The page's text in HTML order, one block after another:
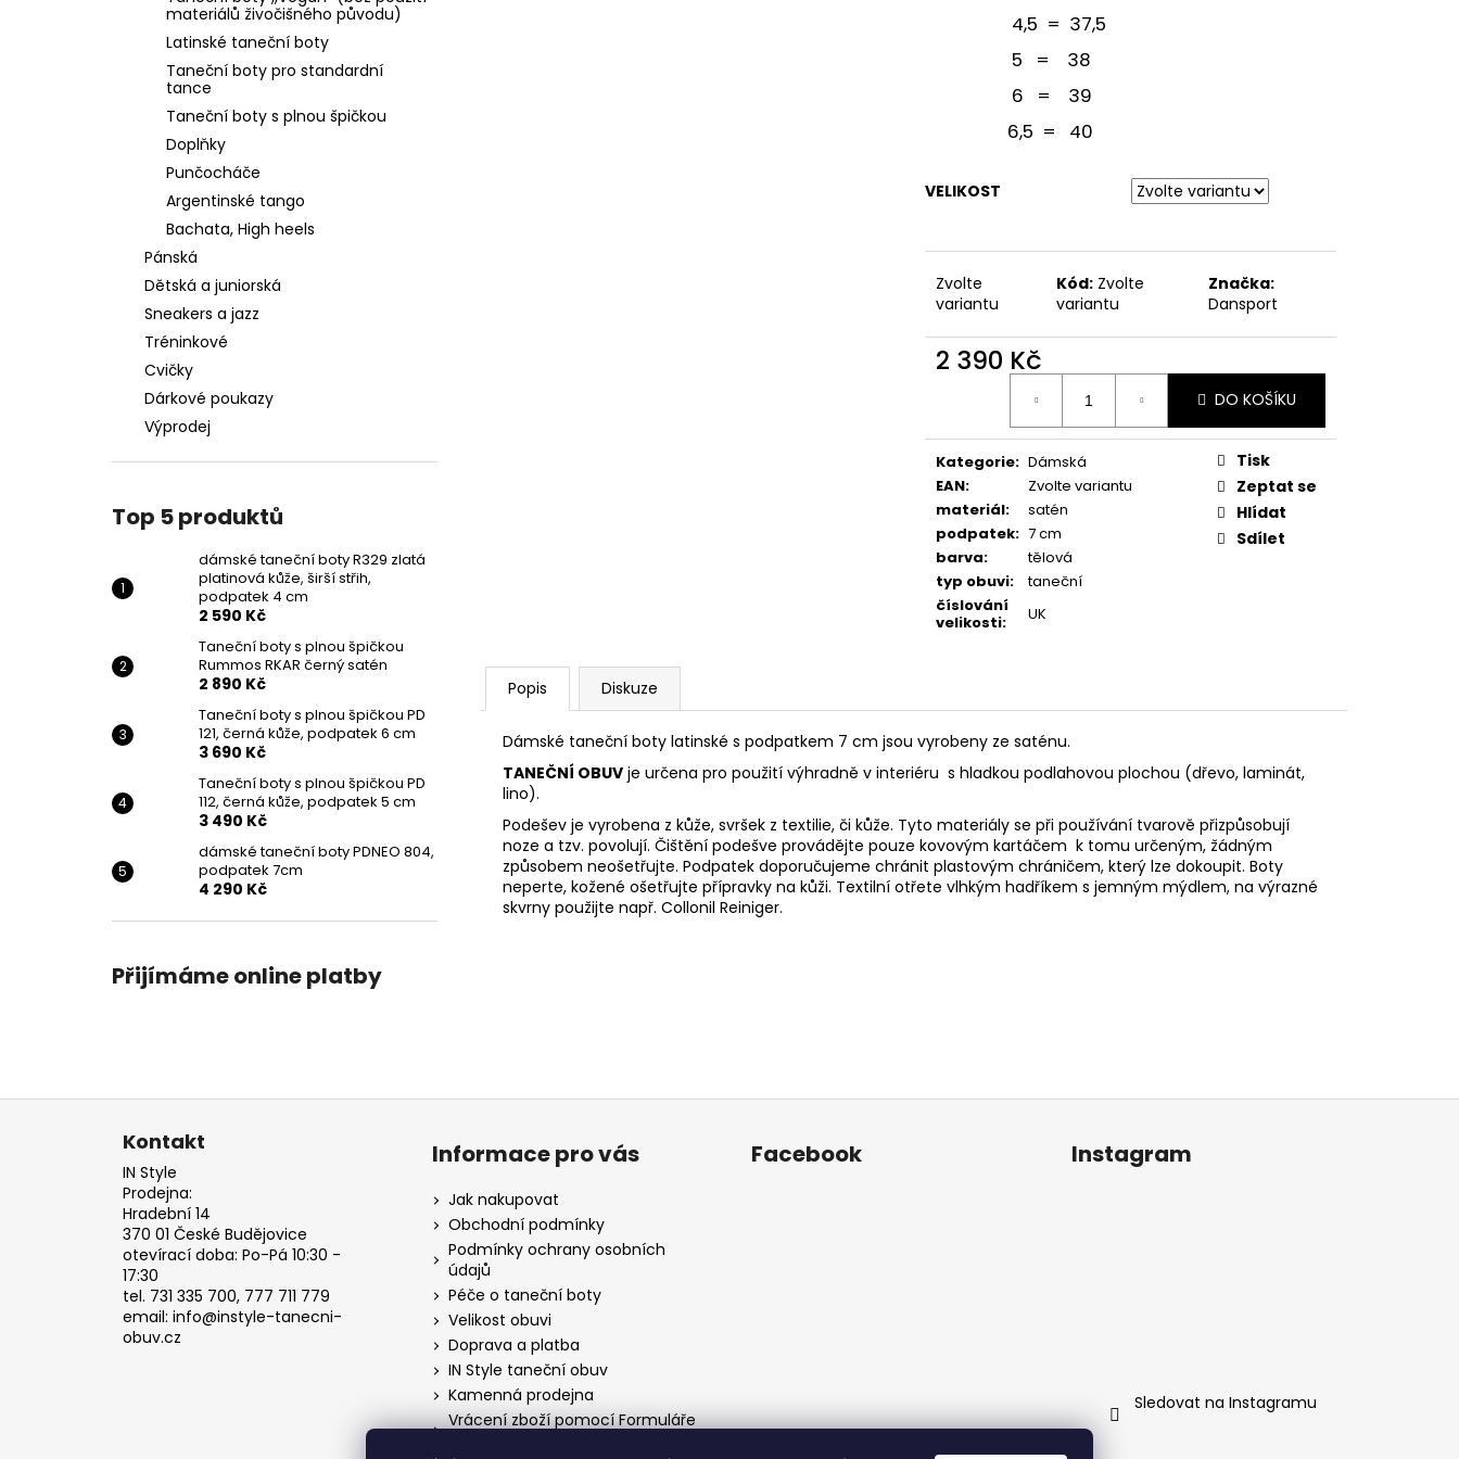
materiálů živočišného původu)
Latinské taneční boty
Taneční boty pro standardní
tance
Taneční boty s plnou špičkou
Doplňky
Punčocháče
Argentinské tango
Bachata, High heels
Pánská
Dětská a juniorská
Sneakers a jazz
Tréninkové
Cvičky
Dárkové poukazy
Výprodej
Top 5 produktů
dámské taneční boty R329 zlatá
platinová kůže, širší střih,
podpatek 4 cm
2 590 Kč
Taneční boty s plnou špičkou
Rummos RKAR černý satén
2 890 Kč
Taneční boty s plnou špičkou PD
121, černá kůže, podpatek 6 cm
3 690 Kč
Taneční boty s plnou špičkou PD
112, černá kůže, podpatek 5 cm
3 490 Kč
dámské taneční boty PDNEO 804,
podpatek 7cm
4 290 Kč
Přijímáme online platby
4,5 = 37,5
5 = 38
6 = 39
6,5 = 40
VELIKOST
Zvolte
variantu
Kód: Zvolte
variantu
Značka:
Dansport
2 390 Kč
DO KOŠÍKU
Kategorie: Dámská
EAN:
Zvolte variantu
materiál:
satén
podpatek: 7 cm
barva:
tělová
typ obuvi:
taneční
číslování
velikosti: UK
Tisk
Zeptat se
Hlídat
Sdílet
Popis Diskuze
Dámské taneční boty latinské s podpatkem 7 cm jsou vyrobeny ze saténu.
TANEČNÍ OBUV je určena pro použití výhradně v interiéru s hladkou podlahovou plochou (dřevo, laminát,
lino).
Podešev je vyrobena z kůže, svršek z textilie, či kůže. Tyto materiály se při používání tvarově přizpůsobují
noze a tzv. povolují. Čištění podešve provádějte pouze kovovým kartáčem k tomu určeným, žádným
způsobem neošetřujte. Podpatek doporučujeme chránit plastovým chráničem, který lze dokoupit. Boty
neperte, kožené ošetřujte přípravky na kůži. Textilní otřete vlhkým hadříkem s jemným mýdlem, na výrazné
skvrny použijte např. Collonil Reiniger.
2 590 Kč
Kontakt
IN Style
Prodejna:
Hradební 14
370 01 České Budějovice
otevírací doba: Po-Pá 10:30 -
17:30
tel. 731 335 700, 777 711 779
email: info@instyle-tanecni-
obuv.cz
Informace pro vás
Jak nakupovat
Obchodní podmínky
Podmínky ochrany osobních
údajů
Péče o taneční boty
Velikost obuvi
Doprava a platba
IN Style taneční obuv
Kamenná prodejna
Vrácení zboží pomocí Formuláře
Facebook Instagram
Sledovat na Instagramu